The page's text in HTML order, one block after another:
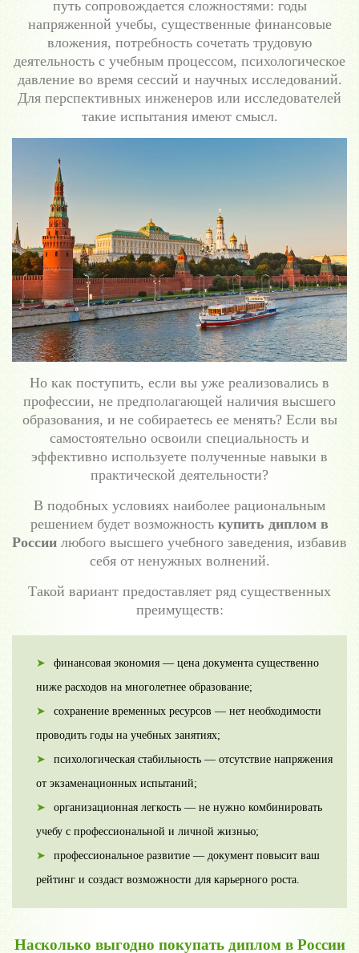
путь сопровождается сложностями: годы
напряженной учебы, существенные финансовые
вложения, потребность сочетать трудовую
деятельность с учебным процессом, психологическое
давление во время сессий и научных исследований.
Для перспективных инженеров или исследователей
такие испытания имеют смысл.
Но как поступить, если вы уже реализовались в
профессии, не предполагающей наличия высшего
образования, и не собираетесь ее менять? Если вы
самостоятельно освоили специальность и
эффективно используете полученные навыки в
практической деятельности?
В подобных условиях наиболее рациональным
решением будет возможность купить диплом в
России любого высшего учебного заведения, избавив
себя от ненужных волнений.
Такой вариант предоставляет ряд существенных
преимуществ:
финансовая экономия — цена документа существенно
ниже расходов на многолетнее образование;
сохранение временных ресурсов — нет необходимости
проводить годы на учебных занятиях;
психологическая стабильность — отсутствие напряжения
от экзаменационных испытаний;
организационная легкость — не нужно комбинировать
учебу с профессиональной и личной жизнью;
профессиональное развитие — документ повысит ваш
рейтинг и создаст возможности для карьерного роста.
Насколько выгодно покупать диплом в России